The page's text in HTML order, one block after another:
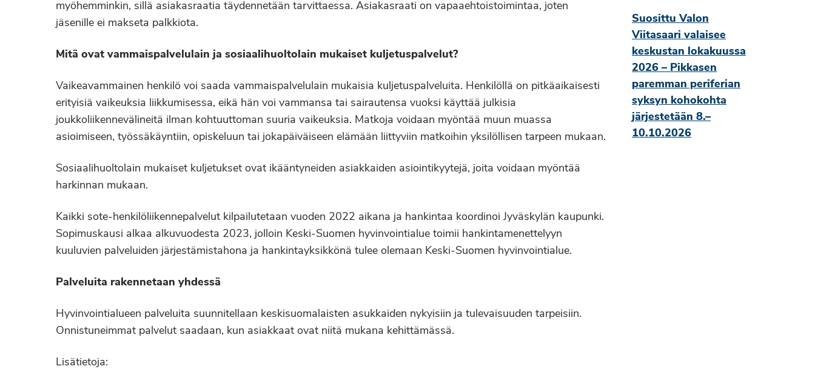
myöhemminkin, sillä asiakasraatia täydennetään tarvittaessa. Asiakasraati on vapaaehtoistoimintaa, joten
jäsenille ei makseta palkkiota.
Mitä ovat vammaispalvelulain ja sosiaalihuoltolain mukaiset kuljetuspalvelut?
Vaikeavammainen henkilö voi saada vammaispalvelulain mukaisia kuljetuspalveluita. Henkilöllä on pitkäaikaisesti
erityisiä vaikeuksia liikkumisessa, eikä hän voi vammansa tai sairautensa vuoksi käyttää julkisia
joukkoliikennevälineitä ilman kohtuuttoman suuria vaikeuksia. Matkoja voidaan myöntää muun muassa
asioimiseen, työssäkäyntiin, opiskeluun tai jokapäiväiseen elämään liittyviin matkoihin yksilöllisen tarpeen mukaan.
Sosiaalihuoltolain mukaiset kuljetukset ovat ikääntyneiden asiakkaiden asiointikyytejä, joita voidaan myöntää
harkinnan mukaan.
Kaikki sote-henkilöliikennepalvelut kilpailutetaan vuoden 2022 aikana ja hankintaa koordinoi Jyväskylän kaupunki.
Sopimuskausi alkaa alkuvuodesta 2023, jolloin Keski-Suomen hyvinvointialue toimii hankintamenettelyyn
kuuluvien palveluiden järjestämistahona ja hankintayksikkönä tulee olemaan Keski-Suomen hyvinvointialue.
Palveluita rakennetaan yhdessä
Hyvinvointialueen palveluita suunnitellaan keskisuomalaisten asukkaiden nykyisiin ja tulevaisuuden tarpeisiin.
Onnistuneimmat palvelut saadaan, kun asiakkaat ovat niitä mukana kehittämässä.
Lisätietoja:
Suosittu Valon
Viitasaari valaisee
keskustan lokakuussa
2026 – Pikkasen
paremman periferian
syksyn kohokohta
järjestetään 8.–
10.10.2026